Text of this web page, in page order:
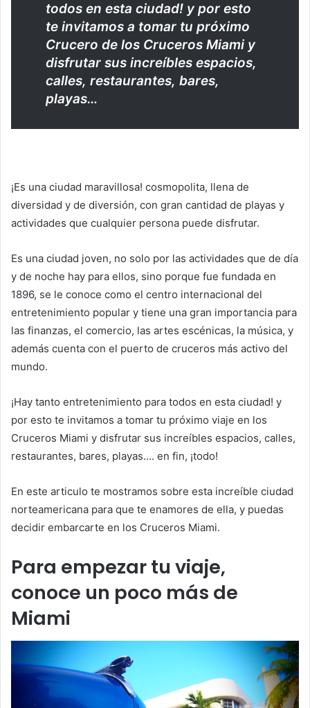
todos en esta ciudad! y por esto
te invitamos a tomar tu próximo
Crucero de los Cruceros Miami y
disfrutar sus increíbles espacios,
calles, restaurantes, bares,
playas…
¡Es una ciudad maravillosa! cosmopolita, llena de
diversidad y de diversión, con gran cantidad de playas y
actividades que cualquier persona puede disfrutar.
Es una ciudad joven, no solo por las actividades que de día
y de noche hay para ellos, sino porque fue fundada en
1896, se le conoce como el centro internacional del
entretenimiento popular y tiene una gran importancia para
las finanzas, el comercio, las artes escénicas, la música, y
además cuenta con el puerto de cruceros más activo del
mundo.
¡Hay tanto entretenimiento para todos en esta ciudad! y
por esto te invitamos a tomar tu próximo viaje en los
Cruceros Miami y disfrutar sus increíbles espacios, calles,
restaurantes, bares, playas…. en fin, ¡todo!
En este articulo te mostramos sobre esta increíble ciudad
norteamericana para que te enamores de ella, y puedas
decidir embarcarte en los Cruceros Miami.
Para empezar tu viaje,
conoce un poco más de
Miami